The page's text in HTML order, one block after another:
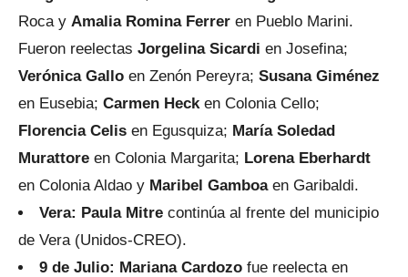
Roca y Amalia Romina Ferrer en Pueblo Marini.
Fueron reelectas Jorgelina Sicardi en Josefina;
Verónica Gallo en Zenón Pereyra; Susana Giménez
en Eusebia; Carmen Hecken Colonia Cello;
Florencia Celis en Egusquiza; María Soledad
Murattore en Colonia Margarita; Lorena Eberhardt
en Colonia Aldao y Maribel Gamboaen Garibaldi.
Vera: Paula Mitre continúa al frente del municipio
de Vera (Unidos-CREO).
9 de Julio: Mariana Cardozo fue reelecta en